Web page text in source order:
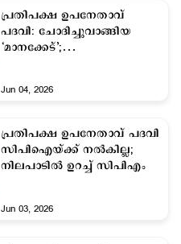
പ്രതിപക്ഷ ഉപനേതാവ്
പദവി: ചോദിച്ചുവാങ്ങിയ
‘മാനക്കേട്’;
Jun 04, 2026
പ്രതിപക്ഷ ഉപനേതാവ് പദവി
സിപിഐയ്ക്ക് നല്‍കില്ല;
നിലപാടില്‍ ഉറച്ച് സിപിഎം
Jun 03, 2026